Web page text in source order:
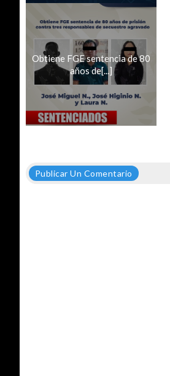
Obtiene FGE sentencia de 80
años de[...]
Publicar Un Comentario